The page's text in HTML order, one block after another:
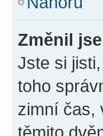
Změnil
Jste si
toho
zimní čas,